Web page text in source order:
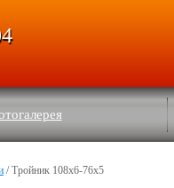
/ Тройник 108x6-76x5